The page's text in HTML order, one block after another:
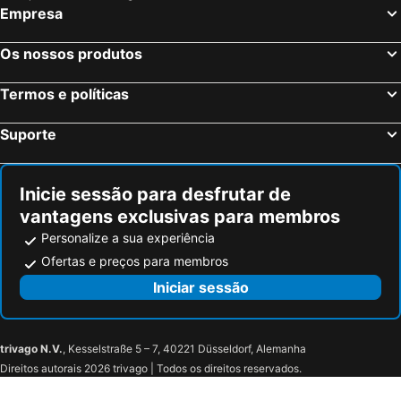
Hotel La Mirada
Cattleya Zensations
Pension Correo
South Hostel Tarifa
Benalup-Casas Viejas Hotéis na praia
Barbate Hotéis na praia
Medina-Sidonia Hotéis na praia
Malaga Monda Hotéis na praia
Casares Hotéis na praia
Arriate Hotéis na praia
Puerto Banus Hotéis na praia
Empresa
Os nossos produtos
Termos e políticas
Suporte
Inicie sessão para desfrutar de
vantagens exclusivas para membros
Personalize a sua experiência
Ofertas e preços para membros
Iniciar sessão
trivago N.V., Kesselstraße 5 – 7, 40221 Düsseldorf, Alemanha
Direitos autorais 2026 trivago | Todos os direitos reservados.